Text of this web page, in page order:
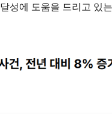
달성에 도움을 드리고 있